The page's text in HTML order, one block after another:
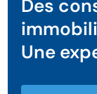
Des
Une